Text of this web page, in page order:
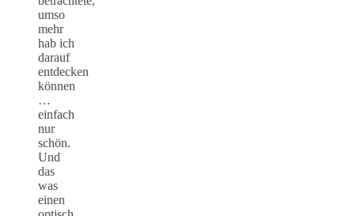
umso
mehr
hab ich
darauf
entdecken
können
…
einfach
nur
schön.
Und
das
was
einen